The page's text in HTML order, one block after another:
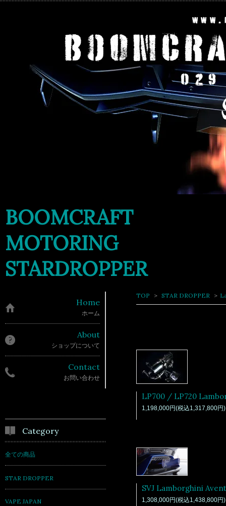
BOOMCRAFT
MOTORING
STARDROPPER
TOP > STAR DROPPER >
1,198,000円(税込1,317,800円)
1,308,000円(税込1,438,800円)
Home
ホーム
About
ショップについて
Contact
お問い合わせ
Category
全ての商品
STAR DROPPER
VAPE JAPAN